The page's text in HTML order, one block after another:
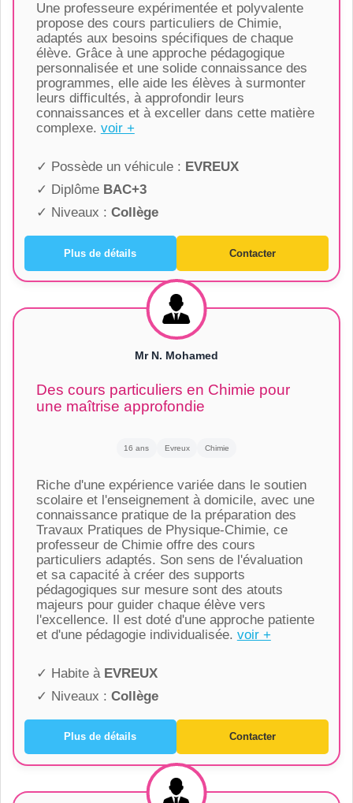
Une professeure expérimentée et polyvalente
propose des cours particuliers de Chimie,
adaptés aux besoins spécifiques de chaque
élève. Grâce à une approche pédagogique
personnalisée et une solide connaissance des
programmes, elle aide les élèves à surmonter
leurs difficultés, à approfondir leurs
connaissances et à exceller dans cette matière
complexe. voir +
✓ Possède un véhicule : EVREUX
✓ Diplôme BAC+3
✓ Niveaux : Collège
Plus de détails Contacter
Mr N. Mohamed
Des cours particuliers en Chimie pour
une maîtrise approfondie
16 ans Evreux Chimie
Riche d'une expérience variée dans le soutien
scolaire et l'enseignement à domicile, avec une
connaissance pratique de la préparation des
Travaux Pratiques de Physique-Chimie, ce
professeur de Chimie offre des cours
particuliers adaptés. Son sens de l'évaluation
et sa capacité à créer des supports
pédagogiques sur mesure sont des atouts
majeurs pour guider chaque élève vers
l'excellence. Il est doté d'une approche patiente
et d'une pédagogie individualisée. voir +
✓ Habite à EVREUX
✓ Niveaux : Collège
Plus de détails Contacter